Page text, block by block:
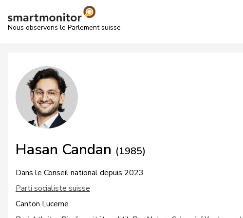
Nous observons le Parlement suisse
Hasan Candan (1985)
Dans le Conseil national depuis 2023
Parti socialiste suisse
Canton Lucerne